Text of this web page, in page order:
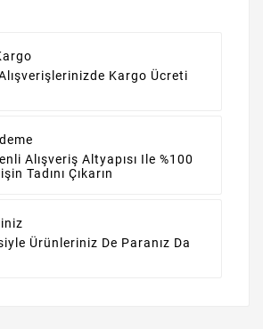
Kargo Ücreti
Alışveriş Altyapısı Ile %100
Tadını Çıkarın
Ürünleriniz De Paranız Da